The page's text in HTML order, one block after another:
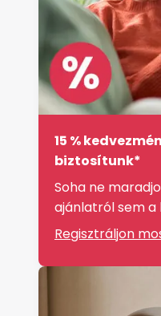
15 %
biztosítunk*
Soha ne
ajánlatról sem a
Regisztráljon